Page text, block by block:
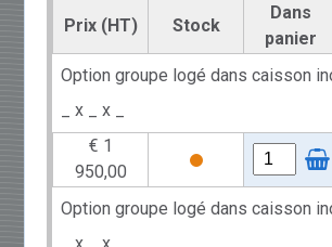
Prix (HT) Stock
Dans
panier
Option groupe logé dans caisson
_ x _ x _
€ 1
950,00
Option groupe logé dans caisson